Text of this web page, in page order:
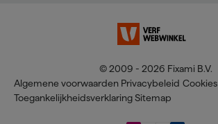
© 2009 - 2026 Fixami B.V.
Algemene voorwaarden Privacybeleid Cookies
Toegankelijkheidsverklaring Sitemap